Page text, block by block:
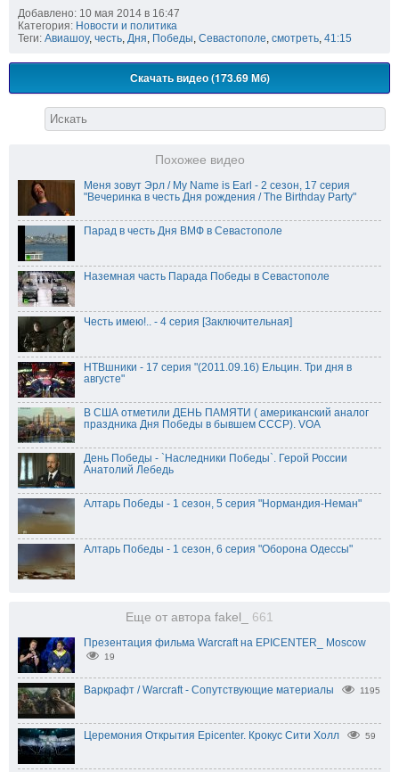
Добавлено: 10 мая 2014 в 16:47
Категория: Новости и политика
Теги: Авиашоу, честь, Дня, Победы, Севастополе, смотреть, 41:15
Скачать видео (173.69 Мб)
Похожее видео
Меня зовут Эрл / My Name is Earl - 2 сезон, 17 серия
"Вечеринка в честь Дня рождения / The Birthday Party"
Парад в честь Дня ВМФ в Севастополе
Наземная часть Парада Победы в Севастополе
Честь имею!.. - 4 серия [Заключительная]
НТВшники - 17 серия "(2011.09.16) Ельцин. Три дня в
августе"
В США отметили ДЕНЬ ПАМЯТИ ( американский аналог
праздника Дня Победы в бывшем СССР). VOA
День Победы - `Наследники Победы`. Герой России
Анатолий Лебедь
Алтарь Победы - 1 сезон, 5 серия "Нормандия-Неман"
Алтарь Победы - 1 сезон, 6 серия "Оборона Одессы"
Еще от автора fakel_ 661
Презентация фильма Warcraft на EPICENTER_ Moscow
19
Варкрафт / Warcraft - Сопутствующие материалы 1195
Церемония Открытия Epicenter. Крокус Сити Холл 59